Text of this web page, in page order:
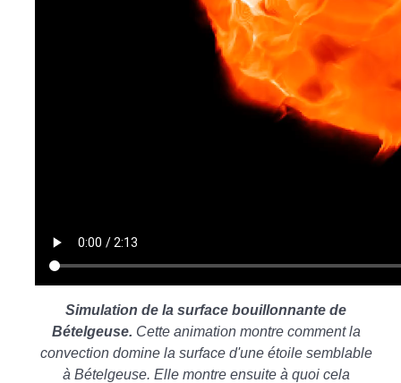
Simulation de la surface bouillonnante de
Bételgeuse. Cette animation montre comment la
convection domine la surface d'une étoile semblable
à Bételgeuse. Elle montre ensuite à quoi cela